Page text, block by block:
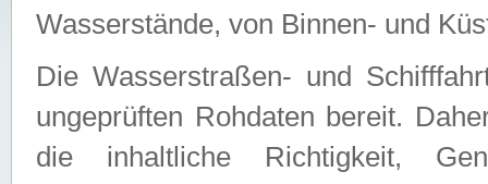
Wasserstände, von Binnen- und
Die Wasserstraßen- und
ungeprüften Rohdaten bereit.
die inhaltliche Richtigkeit,